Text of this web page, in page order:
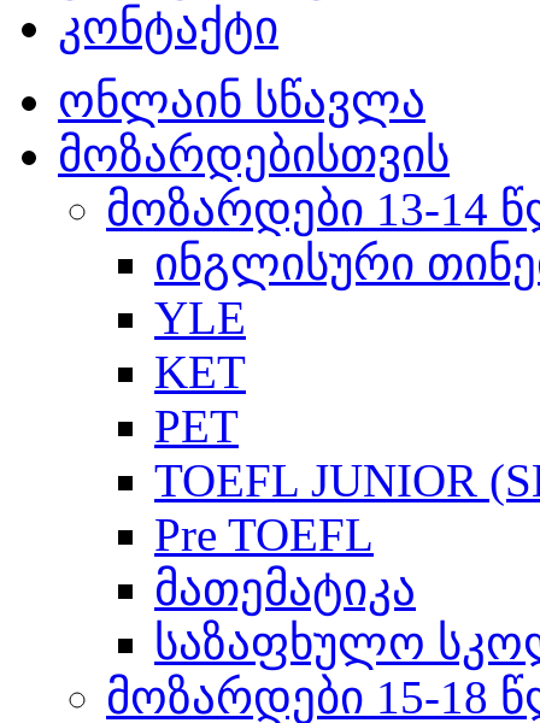
კონტაქტი
ონლაინ სწავლა
მოზარდებისთვის
მოზარდები 13-14
ინგლისური
YLE
KET
PET
TOEFL JUNIOR
Pre TOEFL
მათემატიკა
საზაფხულო
მოზარდები 15-18